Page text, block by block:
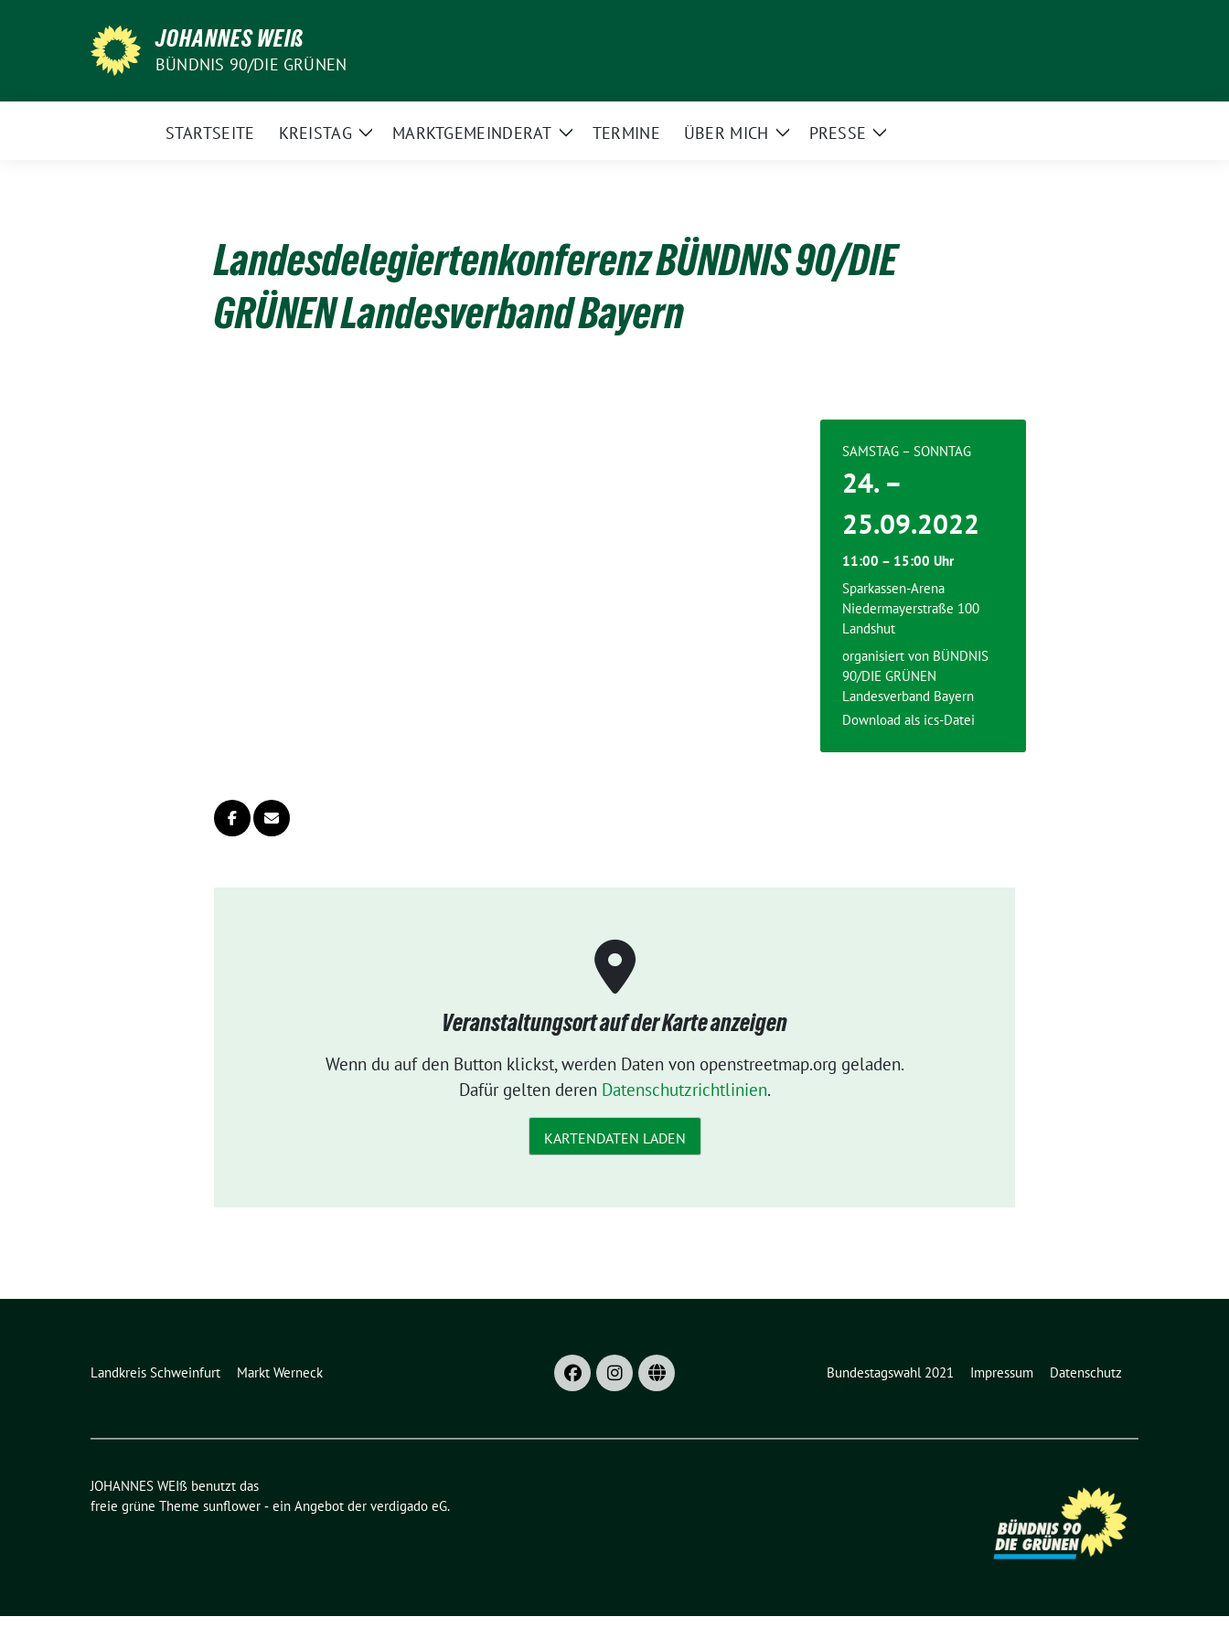
JOHANNES WEIß
BÜNDNIS 90/DIE GRÜNEN
STARTSEITE KREISTAG
ZeigeMARKT­GEMEINDERAT
ZeigeTERMINE ÜBER MICH
ZeigePRESSE
Zeige
Landesdelegiertenkonferenz BÜNDNIS 90/DIE
GRÜNEN Landesverband Bayern
SAMSTAG – SONNTAG
24. –
25.09.2022
11:00 – 15:00 Uhr
Sparkassen-Arena
Niedermayerstraße 100
Landshut
organisiert von BÜNDNIS
90/DIE GRÜNEN
Landesverband Bayern
Download als ics-Datei
Veranstaltungsort auf der Karte anzeigen
Wenn du auf den Button klickst, werden Daten von openstreetmap.org geladen.
Dafür gelten deren Datenschutzrichtlinien.
KARTENDATEN LADEN
Landkreis Schweinfurt Markt Werneck Bundestagswahl 2021 Impressum Datenschutz
JOHANNES WEIß benutzt das
freie grüne Theme sunflower ‐ ein Angebot der verdigado eG.